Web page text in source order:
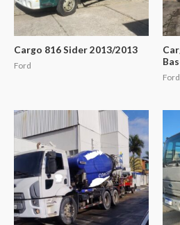
Cargo 816 Sider 2013/2013
Ford
Ford